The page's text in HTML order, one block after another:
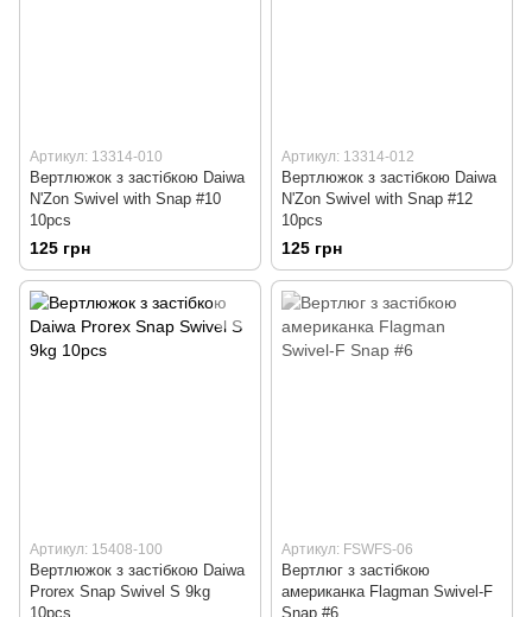
Артикул: 13314-010
Вертлюжок з застібкою Daiwa
N'Zon Swivel with Snap #10
10pcs
125 грн
Артикул: 13314-012
Вертлюжок з застібкою Daiwa
N'Zon Swivel with Snap #12
10pcs
125 грн
Артикул: 15408-100
Вертлюжок з застібкою Daiwa
Prorex Snap Swivel S 9kg
10pcs
Артикул: FSWFS-06
Вертлюг з застібкою
американка Flagman Swivel-F
Snap #6